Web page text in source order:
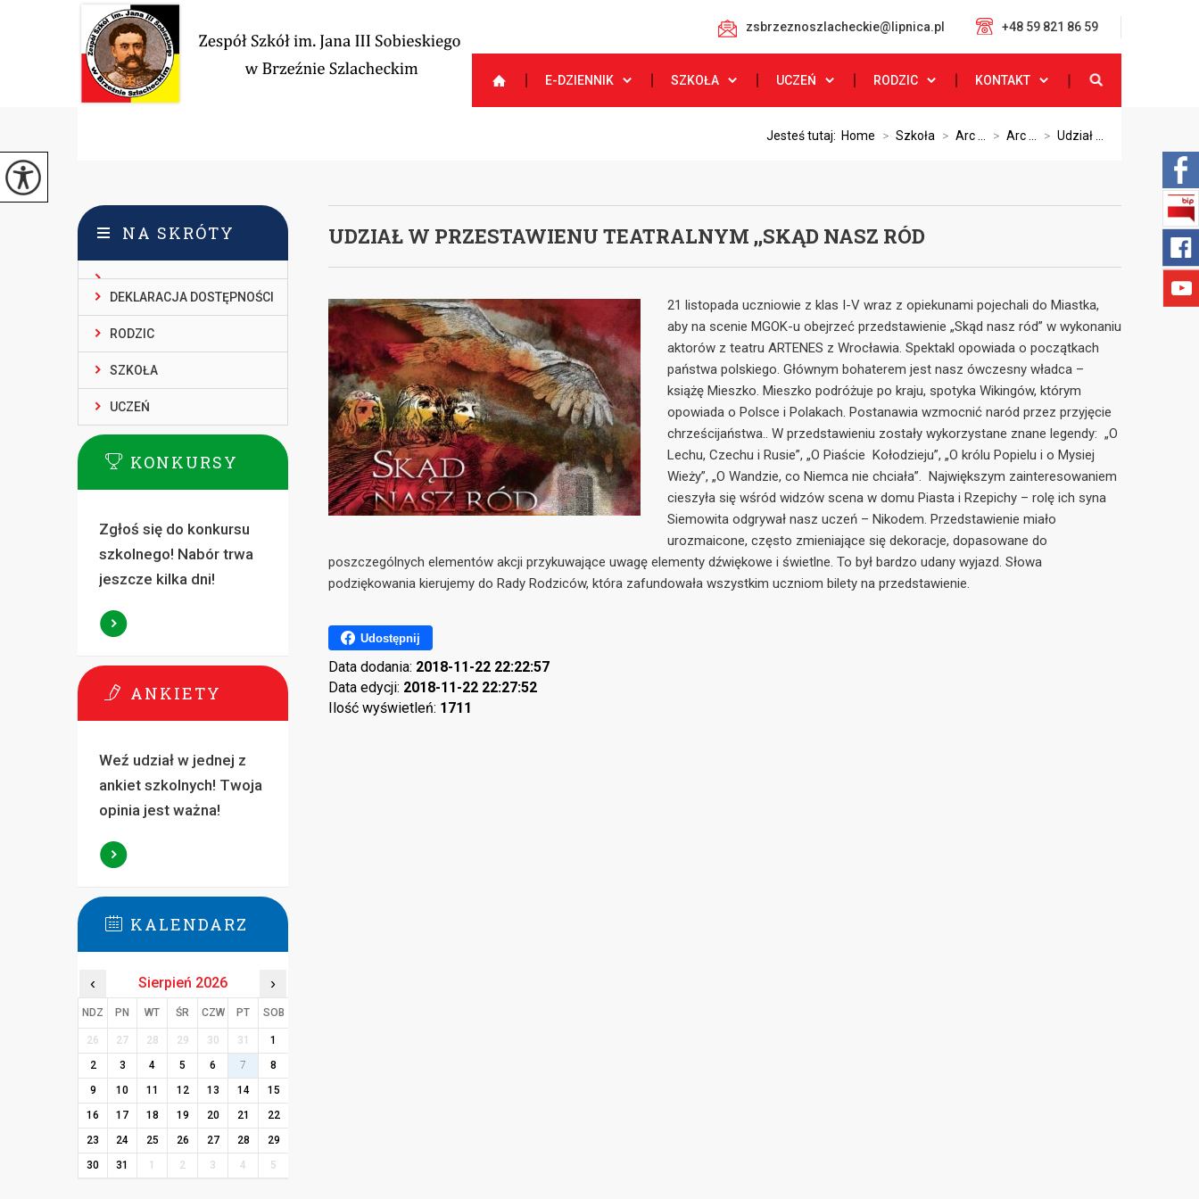
zsbrzeznoszlacheckie@lipnica.pl +48 59 821 86 59
E-DZIENNIK SZKOŁA UCZEŃ RODZIC KONTAKT
Jesteś tutaj: Home > Szkoła > Arc ... > Arc ... > Udział ...
UDZIAŁ W PRZESTAWIENU TEATRALNYM ,,SKĄD NASZ RÓD
21 listopada uczniowie z klas I-V wraz z opiekunami pojechali do Miastka,
aby na scenie MGOK-u obejrzeć przedstawienie „Skąd nasz ród” w wykonaniu
aktorów z teatru ARTENES z Wrocławia. Spektakl opowiada o początkach
państwa polskiego. Głównym bohaterem jest nasz ówczesny władca –
książę Mieszko. Mieszko podróżuje po kraju, spotyka Wikingów, którym
opowiada o Polsce i Polakach. Postanawia wzmocnić naród przez przyjęcie
chrześcijaństwa.. W przedstawieniu zostały wykorzystane znane legendy: „O
Lechu, Czechu i Rusie”, „O Piaście Kołodzieju”, „O królu Popielu i o Mysiej
Wieży”, „O Wandzie, co Niemca nie chciała”. Największym zainteresowaniem
cieszyła się wśród widzów scena w domu Piasta i Rzepichy – rolę ich syna
Siemowita odgrywał nasz uczeń – Nikodem. Przedstawienie miało
urozmaicone, często zmieniające się dekoracje, dopasowane do
poszczególnych elementów akcji przykuwające uwagę elementy dźwiękowe i świetlne. To był bardzo udany wyjazd. Słowa
podziękowania kierujemy do Rady Rodziców, która zafundowała wszystkim uczniom bilety na przedstawienie.
Udostępnij
Data dodania: 2018-11-22 22:22:57
Data edycji: 2018-11-22 22:27:52
Ilość wyświetleń: 1711
NA SKRÓTY
DEKLARACJA DOSTĘPNOŚCI
RODZIC
SZKOŁA
UCZEŃ
KONKURSY
Zgłoś się do konkursu
szkolnego! Nabór trwa
jeszcze kilka dni!
ANKIETY
Weź udział w jednej z
ankiet szkolnych! Twoja
opinia jest ważna!
KALENDARZ
‹ Sierpień 2026 ›
NDZ PN WT ŚR CZW PT SOB
26 27 28 29 30 31
1
2
3 4 5 6 7
8
9
10 11 12 13 14
15
16
17 18 19 20 21
22
23
24 25 26 27 28
29
30
31 1 2 3 4 5